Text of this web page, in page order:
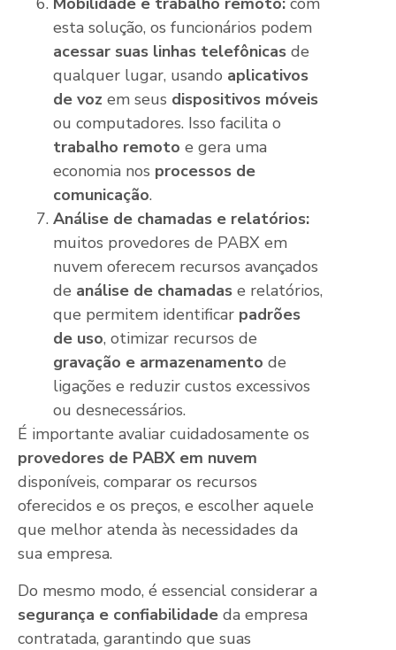
esta solução, os funcionários podem
acessar suas linhas telefônicas de
qualquer lugar, usando aplicativos
de voz em seus dispositivos móveis
ou computadores. Isso facilita o
trabalho remoto e gera uma
economia nos processos de
comunicação.
Análise de chamadas e relatórios:
muitos provedores de PABX em
nuvem oferecem recursos avançados
de análise de chamadas e relatórios,
que permitem identificar padrões
de uso, otimizar recursos de
gravação e armazenamento de
ligações e reduzir custos excessivos
ou desnecessários.
É importante avaliar cuidadosamente os
provedores de PABX em nuvem
disponíveis, comparar os recursos
oferecidos e os preços, e escolher aquele
que melhor atenda às necessidades da
sua empresa.
Do mesmo modo, é essencial considerar a
segurança e confiabilidade da empresa
contratada, garantindo que suas